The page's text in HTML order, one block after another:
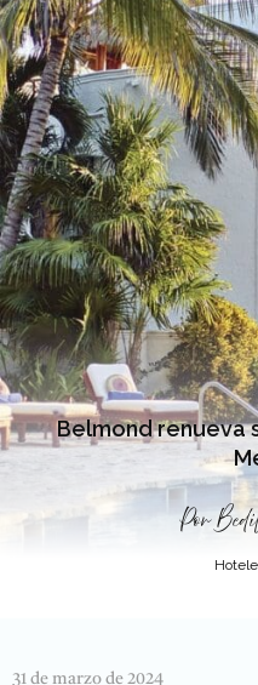
Belmond renueva
Por
31 de marzo de 2024